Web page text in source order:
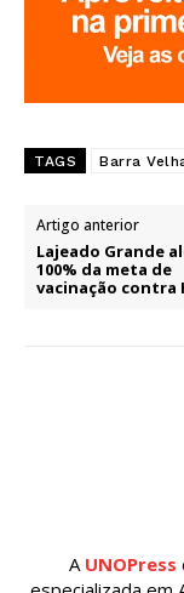
TAGS Barra
Artigo anterior
Lajeado Grande
100% da meta de
vacinação contra
A UNOPress